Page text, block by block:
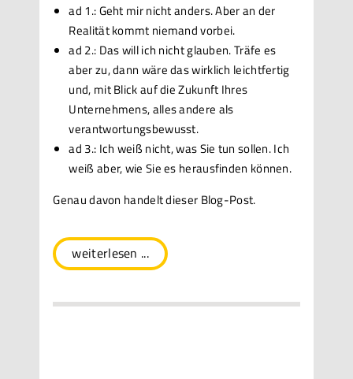
ad 1.: Geht mir nicht anders. Aber an der
Realität kommt niemand vorbei.
ad 2.: Das will ich nicht glauben. Träfe es
aber zu, dann wäre das wirklich leichtfertig
und, mit Blick auf die Zukunft Ihres
Unternehmens, alles andere als
verantwortungsbewusst.
ad 3.: Ich weiß nicht, was Sie tun sollen. Ich
weiß aber, wie Sie es herausfinden können.
Genau davon handelt dieser Blog-Post.
weiterlesen ...